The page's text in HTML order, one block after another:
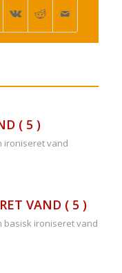
( 5 )
ironiseret vand
VAND ( 5 )
basisk ironiseret vand